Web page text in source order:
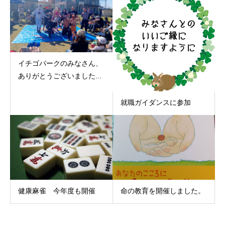
イチゴパークのみなさん、
ありがとうございました...
就職ガイダンスに参加
健康麻雀 今年度も開催 命の教育を開催しました。